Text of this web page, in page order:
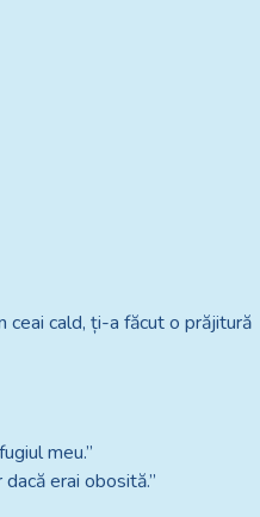
ceai cald, ți-a făcut o prăjitură
meu.”
erai obosită.”